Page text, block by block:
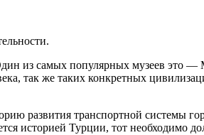
из самых популярных музеев это —
так же таких конкретных
развития транспортной системы
историей Турции, тот необходимо